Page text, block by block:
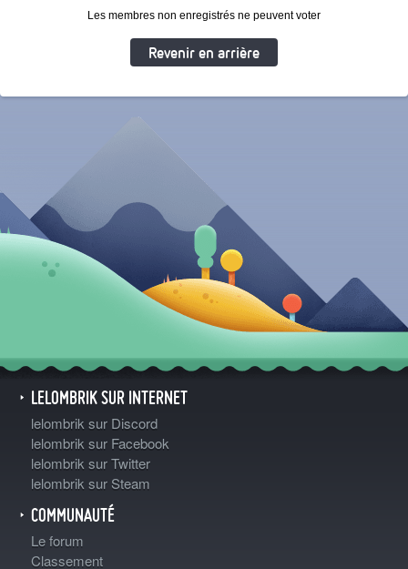
Les membres non enregistrés ne peuvent voter
Revenir en arrière
LELOMBRIK SUR INTERNET
lelombrik sur Discord
lelombrik sur Facebook
lelombrik sur Twitter
lelombrik sur Steam
COMMUNAUTÉ
Le forum
Classement